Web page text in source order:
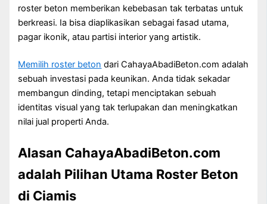
roster beton memberikan kebebasan tak terbatas untuk
berkreasi. Ia bisa diaplikasikan sebagai fasad utama,
pagar ikonik, atau partisi interior yang artistik.
Memilih roster beton dari CahayaAbadiBeton.com adalah
sebuah investasi pada keunikan. Anda tidak sekadar
membangun dinding, tetapi menciptakan sebuah
identitas visual yang tak terlupakan dan meningkatkan
nilai jual properti Anda.
Alasan CahayaAbadiBeton.com
adalah Pilihan Utama Roster Beton
di Ciamis